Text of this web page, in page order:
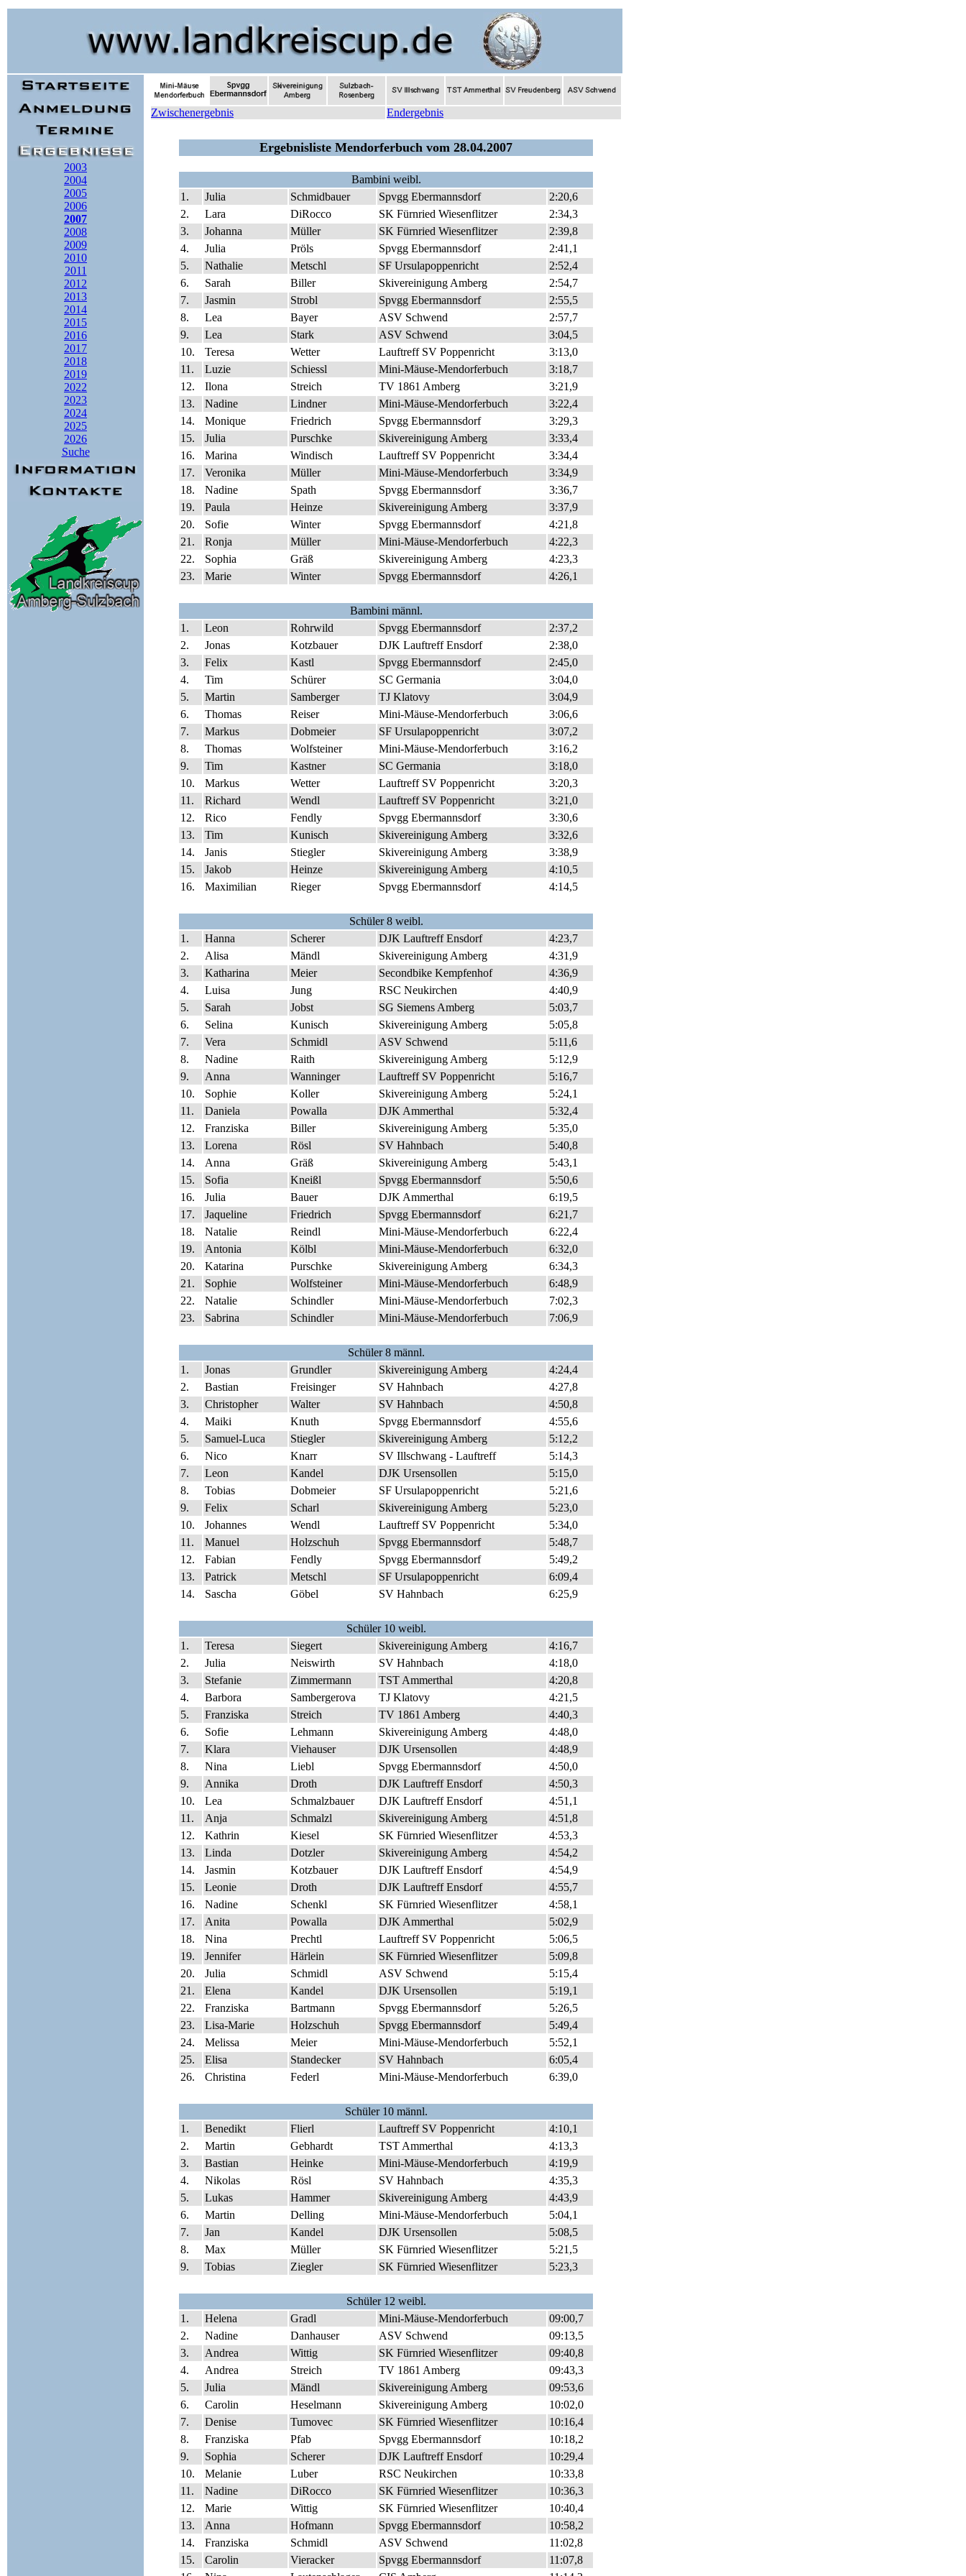
2003
2004
2005
2006
2007
2008
2009
2010
2011
2012
2013
2014
2015
2016
2017
2018
2019
2022
2023
2024
2025
2026
Suche
Zwischenergebnis Endergebnis
Ergebnisliste Mendorferbuch vom 28.04.2007
Bambini weibl.
1.
Julia Schmidbauer Spvgg Ebermannsdorf
2:20,6
2.
Lara DiRocco SK Fürnried Wiesenflitzer
2:34,3
3.
Johanna Müller SK Fürnried Wiesenflitzer
2:39,8
4.
Julia Pröls Spvgg Ebermannsdorf
2:41,1
5.
Nathalie Metschl SF Ursulapoppenricht
2:52,4
6.
Sarah Biller Skivereinigung Amberg
2:54,7
7.
Jasmin Strobl Spvgg Ebermannsdorf
2:55,5
8.
Lea Bayer ASV Schwend
2:57,7
9.
Lea Stark ASV Schwend
3:04,5
10.
Teresa Wetter Lauftreff SV Poppenricht
3:13,0
11.
Luzie Schiessl Mini-Mäuse-Mendorferbuch
3:18,7
12.
Ilona Streich TV 1861 Amberg
3:21,9
13.
Nadine Lindner Mini-Mäuse-Mendorferbuch
3:22,4
14.
Monique Friedrich Spvgg Ebermannsdorf
3:29,3
15.
Julia Purschke Skivereinigung Amberg
3:33,4
16.
Marina Windisch Lauftreff SV Poppenricht
3:34,4
17.
Veronika Müller Mini-Mäuse-Mendorferbuch
3:34,9
18.
Nadine Spath Spvgg Ebermannsdorf
3:36,7
19.
Paula Heinze Skivereinigung Amberg
3:37,9
20.
Sofie Winter Spvgg Ebermannsdorf
4:21,8
21.
Ronja Müller Mini-Mäuse-Mendorferbuch
4:22,3
22.
Sophia Gräß Skivereinigung Amberg
4:23,3
23.
Marie Winter Spvgg Ebermannsdorf 4:26,1
Bambini männl.
1.
Leon Rohrwild Spvgg Ebermannsdorf
2:37,2
2.
Jonas Kotzbauer DJK Lauftreff Ensdorf
2:38,0
3.
Felix Kastl Spvgg Ebermannsdorf
2:45,0
4.
Tim Schürer SC Germania
3:04,0
5.
Martin Samberger TJ Klatovy
3:04,9
6.
Thomas Reiser Mini-Mäuse-Mendorferbuch
3:06,6
7.
Markus Dobmeier SF Ursulapoppenricht
3:07,2
8.
Thomas Wolfsteiner Mini-Mäuse-Mendorferbuch
3:16,2
9.
Tim Kastner SC Germania
3:18,0
10.
Markus Wetter Lauftreff SV Poppenricht
3:20,3
11.
Richard Wendl Lauftreff SV Poppenricht
3:21,0
12.
Rico Fendly Spvgg Ebermannsdorf
3:30,6
13.
Tim Kunisch Skivereinigung Amberg
3:32,6
14.
Janis Stiegler Skivereinigung Amberg
3:38,9
15.
Jakob Heinze Skivereinigung Amberg
4:10,5
16.
Maximilian Rieger Spvgg Ebermannsdorf 4:14,5
Schüler 8 weibl.
1.
Hanna Scherer DJK Lauftreff Ensdorf
4:23,7
2.
Alisa Mändl Skivereinigung Amberg
4:31,9
3.
Katharina Meier Secondbike Kempfenhof
4:36,9
4.
Luisa Jung RSC Neukirchen
4:40,9
5.
Sarah Jobst SG Siemens Amberg
5:03,7
6.
Selina Kunisch Skivereinigung Amberg
5:05,8
7.
Vera Schmidl ASV Schwend
5:11,6
8.
Nadine Raith Skivereinigung Amberg
5:12,9
9.
Anna Wanninger Lauftreff SV Poppenricht
5:16,7
10.
Sophie Koller Skivereinigung Amberg
5:24,1
11.
Daniela Powalla DJK Ammerthal
5:32,4
12.
Franziska Biller Skivereinigung Amberg
5:35,0
13.
Lorena Rösl SV Hahnbach
5:40,8
14.
Anna Gräß Skivereinigung Amberg
5:43,1
15.
Sofia Kneißl Spvgg Ebermannsdorf
5:50,6
16.
Julia Bauer DJK Ammerthal
6:19,5
17.
Jaqueline Friedrich Spvgg Ebermannsdorf
6:21,7
18.
Natalie Reindl Mini-Mäuse-Mendorferbuch
6:22,4
19.
Antonia Kölbl Mini-Mäuse-Mendorferbuch
6:32,0
20.
Katarina Purschke Skivereinigung Amberg
6:34,3
21.
Sophie Wolfsteiner Mini-Mäuse-Mendorferbuch
6:48,9
22.
Natalie Schindler Mini-Mäuse-Mendorferbuch
7:02,3
23.
Sabrina Schindler Mini-Mäuse-Mendorferbuch 7:06,9
Schüler 8 männl.
1.
Jonas Grundler Skivereinigung Amberg
4:24,4
2.
Bastian Freisinger SV Hahnbach
4:27,8
3.
Christopher Walter SV Hahnbach
4:50,8
4.
Maiki Knuth Spvgg Ebermannsdorf
4:55,6
5.
Samuel-Luca Stiegler Skivereinigung Amberg
5:12,2
6.
Nico Knarr SV Illschwang - Lauftreff
5:14,3
7.
Leon Kandel DJK Ursensollen
5:15,0
8.
Tobias Dobmeier SF Ursulapoppenricht
5:21,6
9.
Felix Scharl Skivereinigung Amberg
5:23,0
10.
Johannes Wendl Lauftreff SV Poppenricht
5:34,0
11.
Manuel Holzschuh Spvgg Ebermannsdorf
5:48,7
12.
Fabian Fendly Spvgg Ebermannsdorf
5:49,2
13.
Patrick Metschl SF Ursulapoppenricht
6:09,4
14.
Sascha Göbel SV Hahnbach 6:25,9
Schüler 10 weibl.
1.
Teresa Siegert Skivereinigung Amberg
4:16,7
2.
Julia Neiswirth SV Hahnbach
4:18,0
3.
Stefanie Zimmermann TST Ammerthal
4:20,8
4.
Barbora Sambergerova TJ Klatovy
4:21,5
5.
Franziska Streich TV 1861 Amberg
4:40,3
6.
Sofie Lehmann Skivereinigung Amberg
4:48,0
7.
Klara Viehauser DJK Ursensollen
4:48,9
8.
Nina Liebl Spvgg Ebermannsdorf
4:50,0
9.
Annika Droth DJK Lauftreff Ensdorf
4:50,3
10.
Lea Schmalzbauer DJK Lauftreff Ensdorf
4:51,1
11.
Anja Schmalzl Skivereinigung Amberg
4:51,8
12.
Kathrin Kiesel SK Fürnried Wiesenflitzer
4:53,3
13.
Linda Dotzler Skivereinigung Amberg
4:54,2
14.
Jasmin Kotzbauer DJK Lauftreff Ensdorf
4:54,9
15.
Leonie Droth DJK Lauftreff Ensdorf
4:55,7
16.
Nadine Schenkl SK Fürnried Wiesenflitzer
4:58,1
17.
Anita Powalla DJK Ammerthal
5:02,9
18.
Nina Prechtl Lauftreff SV Poppenricht
5:06,5
19.
Jennifer Härlein SK Fürnried Wiesenflitzer
5:09,8
20.
Julia Schmidl ASV Schwend
5:15,4
21.
Elena Kandel DJK Ursensollen
5:19,1
22.
Franziska Bartmann Spvgg Ebermannsdorf
5:26,5
23.
Lisa-Marie Holzschuh Spvgg Ebermannsdorf
5:49,4
24.
Melissa Meier Mini-Mäuse-Mendorferbuch
5:52,1
25.
Elisa Standecker SV Hahnbach
6:05,4
26.
Christina Federl Mini-Mäuse-Mendorferbuch 6:39,0
Schüler 10 männl.
1.
Benedikt Flierl Lauftreff SV Poppenricht
4:10,1
2.
Martin Gebhardt TST Ammerthal
4:13,3
3.
Bastian Heinke Mini-Mäuse-Mendorferbuch
4:19,9
4.
Nikolas Rösl SV Hahnbach
4:35,3
5.
Lukas Hammer Skivereinigung Amberg
4:43,9
6.
Martin Delling Mini-Mäuse-Mendorferbuch
5:04,1
7.
Jan Kandel DJK Ursensollen
5:08,5
8.
Max Müller SK Fürnried Wiesenflitzer
5:21,5
9.
Tobias Ziegler SK Fürnried Wiesenflitzer 5:23,3
Schüler 12 weibl.
1.
Helena Gradl Mini-Mäuse-Mendorferbuch
09:00,7
2.
Nadine Danhauser ASV Schwend
09:13,5
3.
Andrea Wittig SK Fürnried Wiesenflitzer
09:40,8
4.
Andrea Streich TV 1861 Amberg
09:43,3
5.
Julia Mändl Skivereinigung Amberg
09:53,6
6.
Carolin Heselmann Skivereinigung Amberg
10:02,0
7.
Denise Tumovec SK Fürnried Wiesenflitzer
10:16,4
8.
Franziska Pfab Spvgg Ebermannsdorf
10:18,2
9.
Sophia Scherer DJK Lauftreff Ensdorf
10:29,4
10.
Melanie Luber RSC Neukirchen
10:33,8
11.
Nadine DiRocco SK Fürnried Wiesenflitzer
10:36,3
12.
Marie Wittig SK Fürnried Wiesenflitzer
10:40,4
13.
Anna Hofmann Spvgg Ebermannsdorf
10:58,2
14.
Franziska Schmidl ASV Schwend
11:02,8
15.
Carolin Vieracker Spvgg Ebermannsdorf
11:07,8